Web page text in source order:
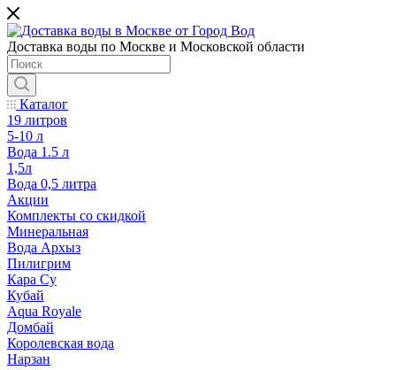
Доставка воды по Москве и Московской области
Каталог
19 литров
5-10 л
Вода 1.5 л
1,5л
Вода 0,5 литра
Акции
Комплекты со скидкой
Минеральная
Вода Архыз
Пилигрим
Кара Су
Кубай
Aqua Royale
Домбай
Королевская вода
Нарзан